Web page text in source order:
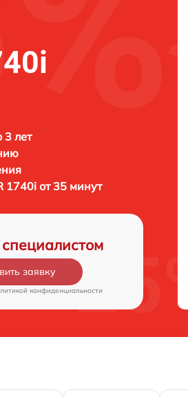
лет
1740i от 35 минут
заявку
конфиденциальности